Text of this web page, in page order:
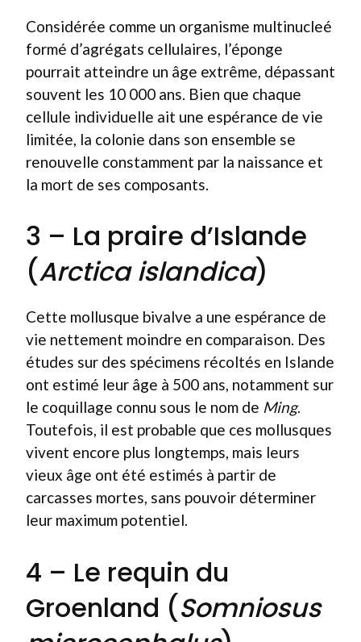
Considérée comme un organisme multinucleé
formé d’agrégats cellulaires, l’éponge
pourrait atteindre un âge extrême, dépassant
souvent les 10 000 ans. Bien que chaque
cellule individuelle ait une espérance de vie
limitée, la colonie dans son ensemble se
renouvelle constamment par la naissance et
la mort de ses composants.
3 – La praire d’Islande
(Arctica islandica)
Cette mollusque bivalve a une espérance de
vie nettement moindre en comparaison. Des
études sur des spécimens récoltés en Islande
ont estimé leur âge à 500 ans, notamment sur
le coquillage connu sous le nom de Ming.
Toutefois, il est probable que ces mollusques
vivent encore plus longtemps, mais leurs
vieux âge ont été estimés à partir de
carcasses mortes, sans pouvoir déterminer
leur maximum potentiel.
4 – Le requin du
Groenland (Somniosus